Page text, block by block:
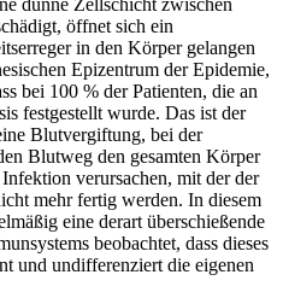
dünne Zellschicht zwischen
öffnet sich ein
in den Körper gelangen
Epizentrum der Epidemie,
bei 100 % der Patienten, die an
festgestellt wurde. Das ist der
Blutvergiftung, bei der
Blutweg den gesamten Körper
verursachen, mit der der
mehr fertig werden. In diesem
eine derart überschießende
beobachtet, dass dieses
und undifferenziert die eigenen